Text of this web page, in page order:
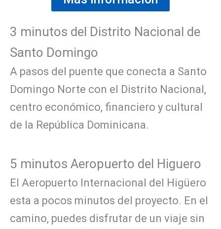
3 minutos del Distrito Nacional de
Santo Domingo
A pasos del puente que conecta a Santo
Domingo Norte con el Distrito Nacional,
centro económico, financiero y cultural
de la República Dominicana.
5 minutos Aeropuerto del Higuero
El Aeropuerto Internacional del Higüero
esta a pocos minutos del proyecto. En el
camino, puedes disfrutar de un viaje sin